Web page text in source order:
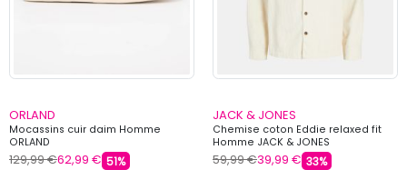
ORLAND
Mocassins cuir daim Homme
ORLAND
129,99 €62,99 € 51%
JACK & JONES
Chemise coton Eddie relaxed fit
Homme JACK & JONES
59,99 €39,99 € 33%